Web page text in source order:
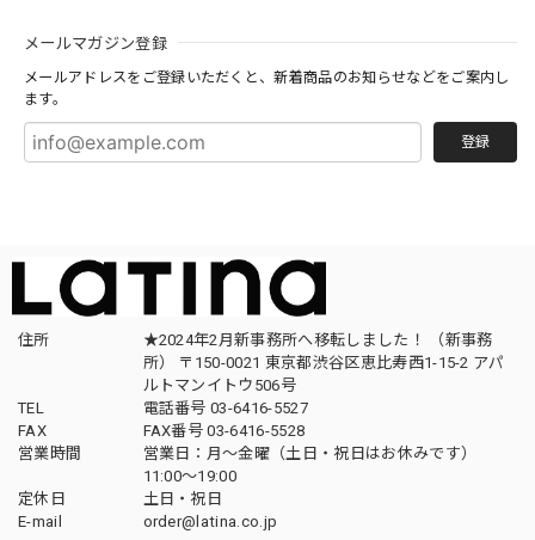
メールマガジン登録
メールアドレスをご登録いただくと、新着商品のお知らせなどをご案内し
ます。
登録
住所
★2024年2月新事務所へ移転しました！ （新事務
所） 〒150-0021 東京都渋谷区恵比寿西1-15-2 アパ
ルトマンイトウ506号
TEL
電話番号 03-6416-5527
FAX
FAX番号 03-6416-5528
営業時間
営業日：月〜金曜（土日・祝日はお休みです）
11:00〜19:00
定休日
土日・祝日
E-mail
order@latina.co.jp